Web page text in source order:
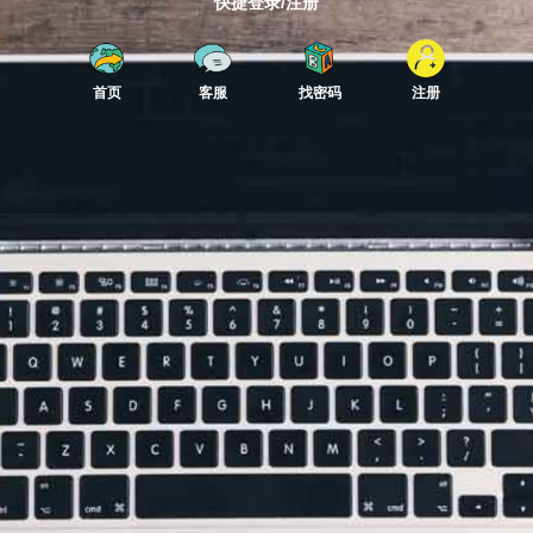
首页 客服 找密码 注册